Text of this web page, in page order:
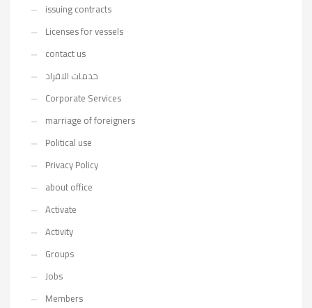
issuing contracts
Licenses for vessels
contact us
خدمات الافراد
Corporate Services
marriage of foreigners
Political use
Privacy Policy
about office
Activate
Activity
Groups
Jobs
Members